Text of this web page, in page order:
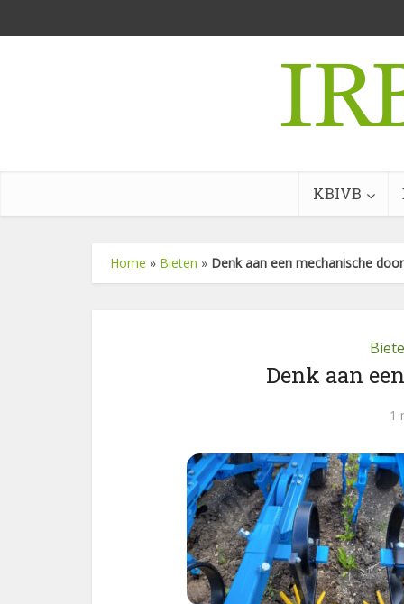
KBIVB
Home » Bieten » Denk aan een mechanische
Denk aan
1